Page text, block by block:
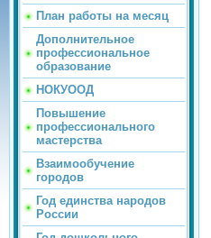
План работы на месяц
Дополнительное
профессиональное
образование
НОКУООД
Повышение
профессионального
мастерства
Взаимообучение
городов
Год единства народов
России